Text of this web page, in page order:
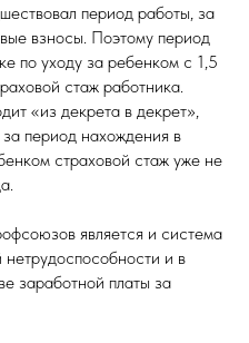
период работы, за
взносы. Поэтому период
по уходу за ребенком с 1,5
стаж работника.
«из декрета в декрет»,
период нахождения в
страховой стаж уже не
является и система
и в
заработной платы за